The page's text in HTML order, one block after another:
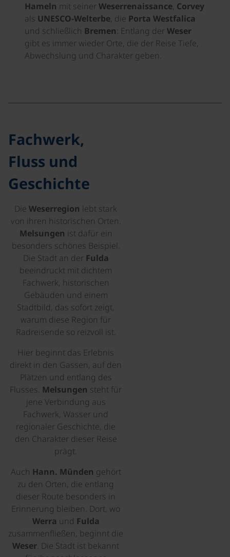
Hameln mit seiner Weserrenaissance, Corvey
als UNESCO-Welterbe, die Porta Westfalica
und schließlich Bremen: Entlang der Weser
gibt es immer wieder Orte, die der Reise Tiefe,
Abwechslung und Charakter geben.
Fachwerk,
Fluss und
Geschichte
Die Weserregion lebt stark
von ihren historischen Orten.
Melsungen ist dafür ein
besonders schönes Beispiel.
Die Stadt an der Fulda
beeindruckt mit dichtem
Fachwerk, historischen
Gebäuden und einem
Stadtbild, das sofort zeigt,
warum diese Region für
Radreisende so reizvoll ist.
Hier beginnt das Erlebnis
direkt in den Gassen, auf den
Plätzen und entlang des
Flusses. Melsungen steht für
jene Verbindung aus
Fachwerk, Wasser und
regionaler Geschichte, die
den Charakter dieser Reise
prägt.
Auch Hann. Münden gehört
zu den Orten, die entlang
dieser Route besonders in
Erinnerung bleiben. Dort, wo
Werra und Fulda
zusammenfließen, beginnt die
Weser. Die Stadt ist bekannt